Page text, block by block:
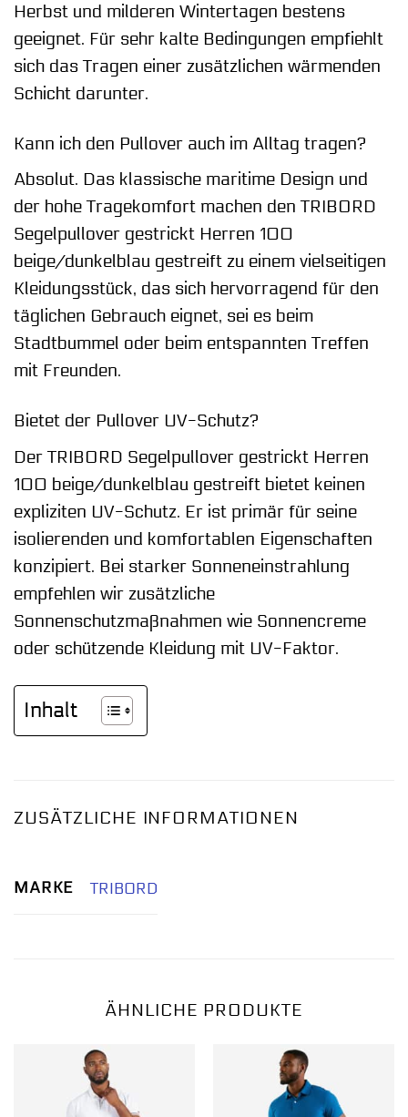
Herbst und milderen Wintertagen bestens
geeignet. Für sehr kalte Bedingungen empfiehlt
sich das Tragen einer zusätzlichen wärmenden
Schicht darunter.
Kann ich den Pullover auch im Alltag tragen?
Absolut. Das klassische maritime Design und
der hohe Tragekomfort machen den TRIBORD
Segelpullover gestrickt Herren 100
beige/dunkelblau gestreift zu einem vielseitigen
Kleidungsstück, das sich hervorragend für den
täglichen Gebrauch eignet, sei es beim
Stadtbummel oder beim entspannten Treffen
mit Freunden.
Bietet der Pullover UV-Schutz?
Der TRIBORD Segelpullover gestrickt Herren
100 beige/dunkelblau gestreift bietet keinen
expliziten UV-Schutz. Er ist primär für seine
isolierenden und komfortablen Eigenschaften
konzipiert. Bei starker Sonneneinstrahlung
empfehlen wir zusätzliche
Sonnenschutzmaßnahmen wie Sonnencreme
oder schützende Kleidung mit UV-Faktor.
Inhalt
ZUSÄTZLICHE INFORMATIONEN
MARKE TRIBORD
ÄHNLICHE PRODUKTE